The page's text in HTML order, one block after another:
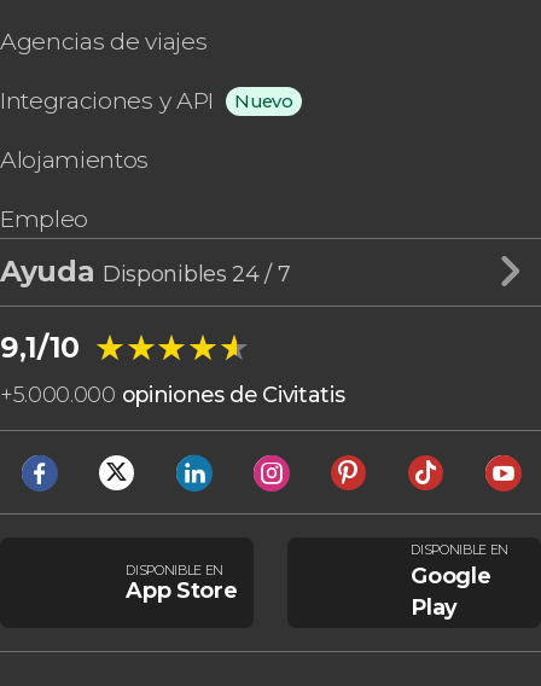
Agencias de viajes
Integraciones y API Nuevo
Alojamientos
Empleo
Ayuda Disponibles 24 / 7
9,1/10 ★★★★★
★★★★★
+5.000.000 opiniones de Civitatis
DISPONIBLE EN
App Store
DISPONIBLE EN
Google
Play